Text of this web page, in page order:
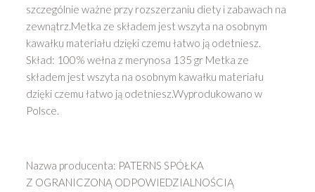
szczególnie ważne przy rozszerzaniu diety i zabawach na
zewnątrz.Metka ze składem jest wszyta na osobnym
kawałku materiału dzięki czemu łatwo ją odetniesz.
Skład: 100% wełna z merynosa 135 gr Metka ze
składem jest wszyta na osobnym kawałku materiału
dzięki czemu łatwo ją odetniesz.Wyprodukowano w
Polsce.
Nazwa producenta: PATERNS SPÓŁKA
Z OGRANICZONĄ ODPOWIEDZIALNOŚCIĄ